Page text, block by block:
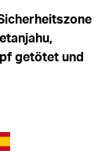
getötet und